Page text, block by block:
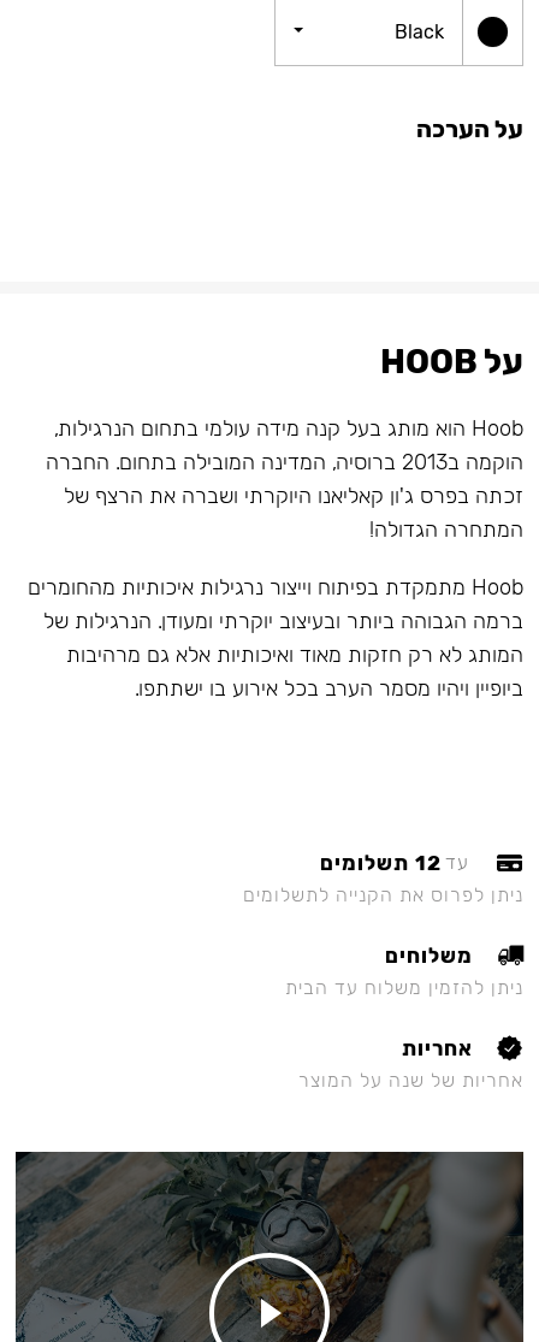
Black
על הערכה
על HOOB
Hoob הוא מותג בעל קנה מידה עולמי בתחום הנרגילות,
הוקמה ב2013 ברוסיה, המדינה המובילה בתחום. החברה
זכתה בפרס ג'ון קאליאנו היוקרתי ושברה את הרצף של
המתחרה הגדולה!
Hoob מתמקדת בפיתוח וייצור נרגילות איכותיות מהחומרים
ברמה הגבוהה ביותר ובעיצוב יוקרתי ומעודן. הנרגילות של
המותג לא רק חזקות מאוד ואיכותיות אלא גם מרהיבות
ביופיין ויהיו מסמר הערב בכל אירוע בו ישתתפו.
עד 12 תשלומים
ניתן לפרוס את הקנייה לתשלומים
משלוחים
ניתן להזמין משלוח עד הבית
אחריות
אחריות של שנה על המוצר